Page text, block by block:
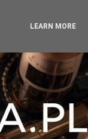
LEARN MORE